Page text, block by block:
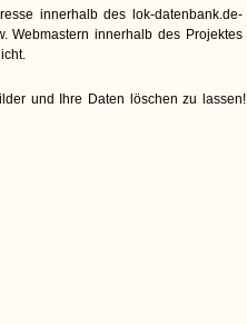
innerhalb des lok-datenbank.de-
Webmastern innerhalb des Projektes
und Ihre Daten löschen zu lassen!